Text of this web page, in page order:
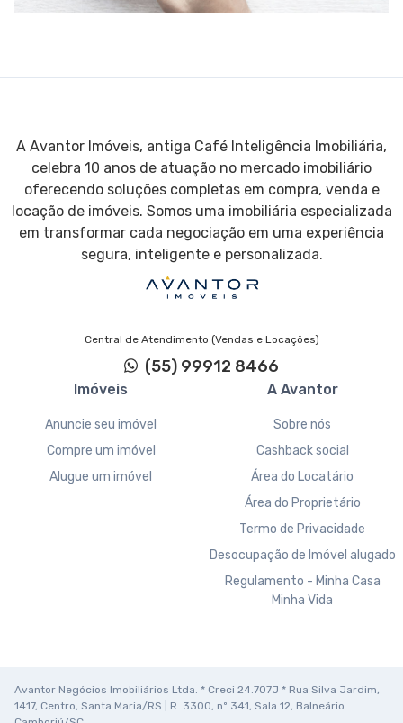
A Avantor Imóveis, antiga Café Inteligência Imobiliária,
celebra 10 anos de atuação no mercado imobiliário
oferecendo soluções completas em compra, venda e
locação de imóveis. Somos uma imobiliária especializada
em transformar cada negociação em uma experiência
segura, inteligente e personalizada.
Central de Atendimento (Vendas e Locações)
(55) 99912 8466
Imóveis
Anuncie seu imóvel
Compre um imóvel
Alugue um imóvel
A Avantor
Sobre nós
Cashback social
Área do Locatário
Área do Proprietário
Termo de Privacidade
Desocupação de Imóvel alugado
Regulamento - Minha Casa
Minha Vida
Avantor Negócios Imobiliários Ltda. * Creci 24.707J * Rua Silva Jardim,
1417, Centro, Santa Maria/RS | R. 3300, nº 341, Sala 12, Balneário